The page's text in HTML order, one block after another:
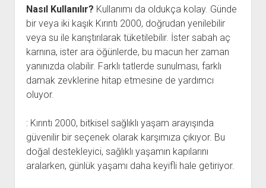
Nasıl Kullanılır? Kullanımı da oldukça kolay. Günde
bir veya iki kaşık Kırıntı 2000, doğrudan yenilebilir
veya su ile karıştırılarak tüketilebilir. İster sabah aç
karnına, ister ara öğünlerde, bu macun her zaman
yanınızda olabilir. Farklı tatlerde sunulması, farklı
damak zevklerine hitap etmesine de yardımcı
oluyor.
: Kırıntı 2000, bitkisel sağlıklı yaşam arayışında
güvenilir bir seçenek olarak karşımıza çıkıyor. Bu
doğal destekleyici, sağlıklı yaşamın kapılarını
aralarken, günlük yaşamı daha keyifli hale getiriyor.